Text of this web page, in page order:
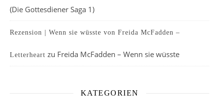
(Die Gottesdiener Saga 1)
Rezension | Wenn sie wüsste von Freida McFadden –
Letterheart zu Freida McFadden – Wenn sie wüsste
KATEGORIEN